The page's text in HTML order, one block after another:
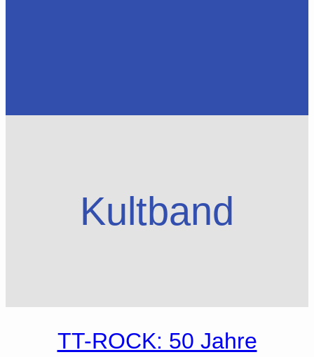
Kultband
TT-ROCK: 50 Jahre